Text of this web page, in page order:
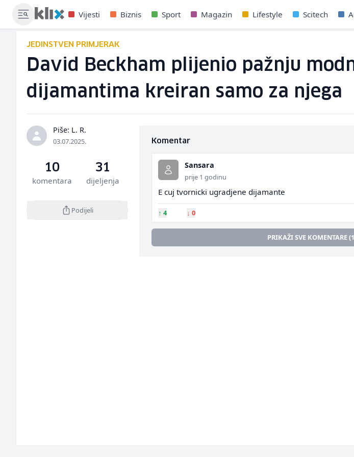
Vijesti Biznis Sport Magazin Lifestyle Scitech
JEDINSTVEN PRIMJERAK
David Beckham plijenio pažnju
dijamantima kreiran samo za njega
Piše: L. R.
03.07.2025.
10
komentara
31
dijeljenja
Podijeli
Komentar
Sansara
prije 1 godinu
E cuj tvornicki ugradjene dijamante
↑ 4 ↓ 0
PRIKAŽI SVE KOMENTARE